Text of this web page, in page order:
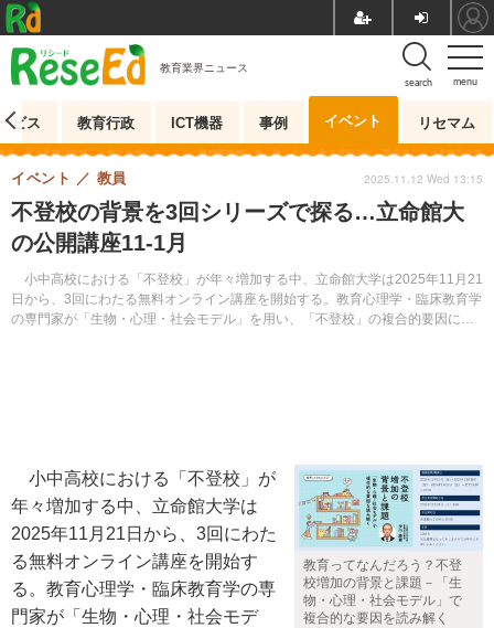
menu
search
教育業界ニュース
ビス 教育行政 ICT機器 事例 イベント リセマム
不登校の背景を3回シリーズで探る…立命館大
の公開講座11-1月
小中高校における「不登校」が年々増加する中、立命館大学は2025年11月21
日から、3回にわたる無料オンライン講座を開始する。教育心理学・臨床教育学
の専門家が「生物・心理・社会モデル」を用い、「不登校」の複合的要因に迫
イベント 教員 2025.11.12 Wed 13:15
教育ってなんだろう？不登
校増加の背景と課題－「生
物・心理・社会モデル」で
複合的な要因を読み解く
小中高校における「不登校」が
年々増加する中、立命館大学は
2025年11月21日から、3回にわた
る無料オンライン講座を開始す
る。教育心理学・臨床教育学の専
門家が「生物・心理・社会モデ